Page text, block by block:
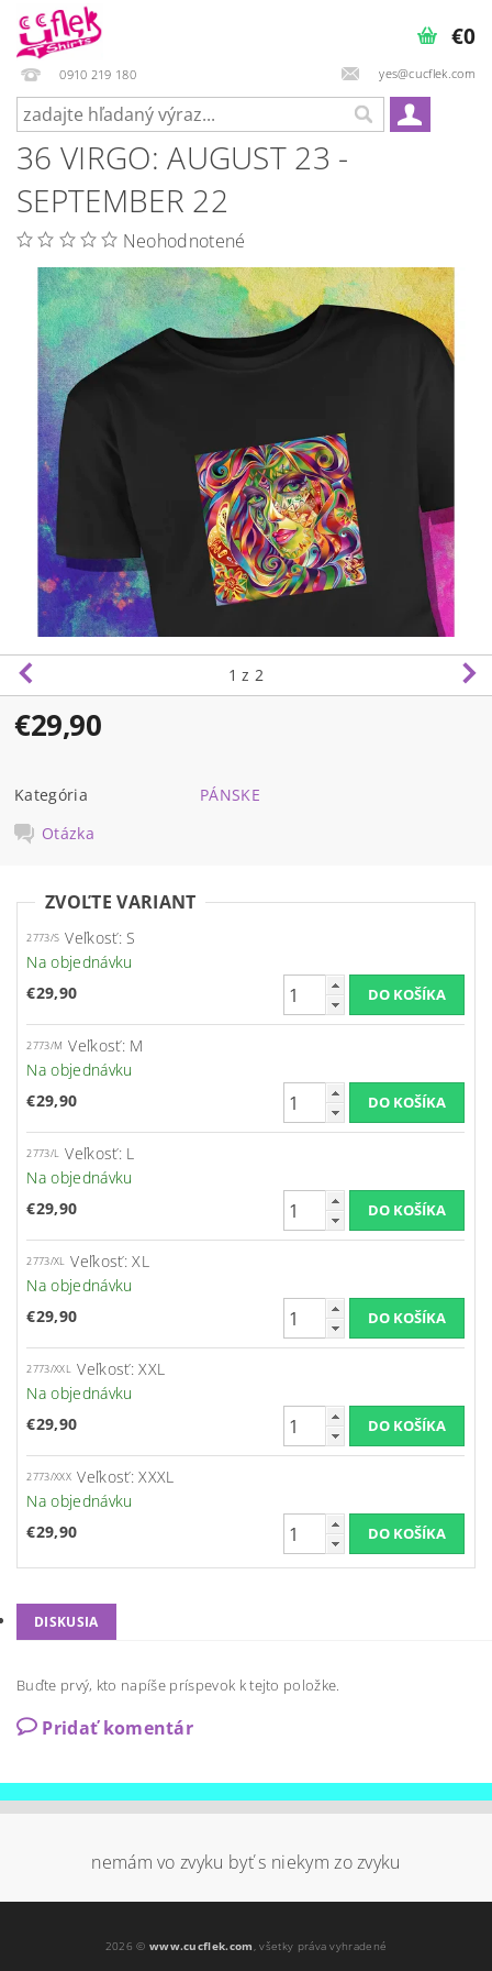
0910 219 180 yes@cucflek.com
€0
36 VIRGO: AUGUST 23 -
SEPTEMBER 22
Neohodnotené
1 z 2
€29,90
Kategória
PÁNSKE
Otázka
ZVOĽTE VARIANT
2773/S Veľkosť: S
Na objednávku
€29,90
2773/M Veľkosť: M
Na objednávku
€29,90
2773/L Veľkosť: L
Na objednávku
€29,90
2773/XL Veľkosť: XL
Na objednávku
€29,90
2773/XXL Veľkosť: XXL
Na objednávku
€29,90
2773/XXX Veľkosť: XXXL
Na objednávku
€29,90
DISKUSIA
Buďte prvý, kto napíše príspevok k tejto položke.
Pridať komentár
nemám vo zvyku byť s niekym zo zvyku
2026 © www.cucflek.com, všetky práva vyhradené